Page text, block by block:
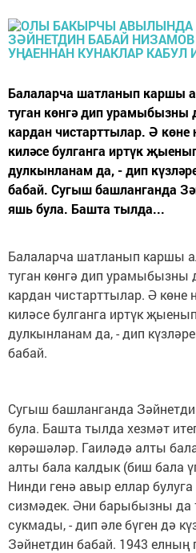
Балаларча шатланып каршы
туган көнгә дип урамыбызны
кардан чистарттылар. Ә көне
киләсе булганга иртүк
дулкынланам да, - дип
бабай. Сугыш башланганда
яшь була. Башта тылда...
Балаларча шатланып каршы
туган көнгә дип урамыбызны
кардан чистарттылар. Ә көне
киләсе булганга иртүк
дулкынланам да, - дип
бабай.
Сугыш башланганда
була. Башта тылда хезмәт
көрәшәләр. Гаиләдә алты
алты бала калдык (биш бала
Нинди генә авыр еллар
сизмәдек. Әни барыбызны да
сукмады, - дип әле бүген дә
Зәйнетдин бабай. 1943